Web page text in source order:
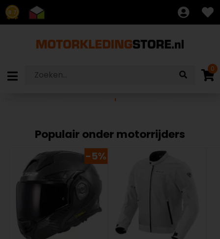
8.7
0
Populair onder motorrijders
-5%